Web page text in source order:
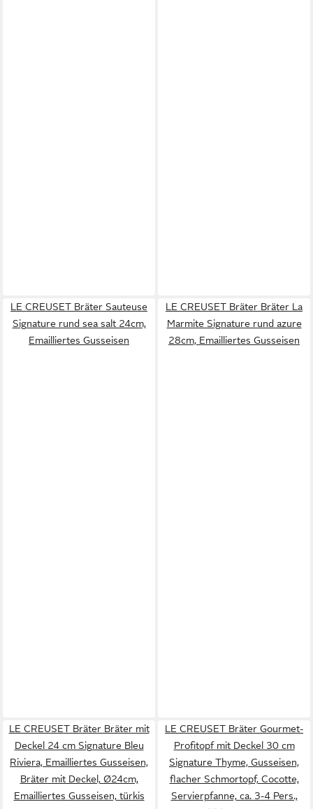
LE CREUSET Bräter Sauteuse
Signature rund sea salt 24cm,
Emailliertes Gusseisen
LE CREUSET Bräter Bräter La
Marmite Signature rund azure
28cm, Emailliertes Gusseisen
LE CREUSET Bräter Bräter mit
Deckel 24 cm Signature Bleu
Riviera, Emailliertes Gusseisen,
Bräter mit Deckel, Ø24cm,
Emailliertes Gusseisen, türkis
LE CREUSET Bräter Gourmet-
Profitopf mit Deckel 30 cm
Signature Thyme, Gusseisen,
flacher Schmortopf, Cocotte,
Servierpfanne, ca. 3-4 Pers.,